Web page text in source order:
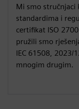
Mi smo stručnjaci
standardima i
certifikat ISO
pružili smo
IEC 61508, 2023/
mnogim drugim.